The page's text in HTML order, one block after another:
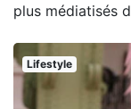
plus médiatisés
Lifestyle